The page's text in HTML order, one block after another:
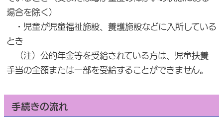
場合を除く）
・児童が児童福祉施設、養護施設などに入所している
とき
（注）公的年金等を受給されている方は、児童扶養
手当の全額または一部を受給することができません。
手続きの流れ